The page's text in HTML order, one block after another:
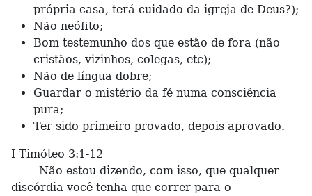
própria casa, terá cuidado da igreja de Deus?);
Não neófito;
Bom testemunho dos que estão de fora (não
cristãos, vizinhos, colegas, etc);
Não de língua dobre;
Guardar o mistério da fé numa consciência
pura;
Ter sido primeiro provado, depois aprovado.
I Timóteo 3:1-12
Não estou dizendo, com isso, que qualquer
discórdia você tenha que correr para o